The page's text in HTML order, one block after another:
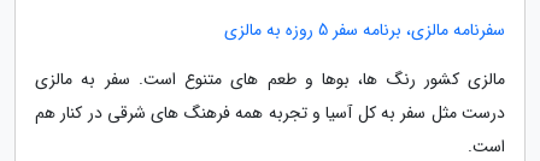
سفرنامه مالزی، برنامه سفر 5 روزه به مالزی
مالزی کشور رنگ ها، بوها و طعم های متنوع است. سفر به مالزی
درست مثل سفر به کل آسیا و تجربه همه فرهنگ های شرقی در کنار هم
است.